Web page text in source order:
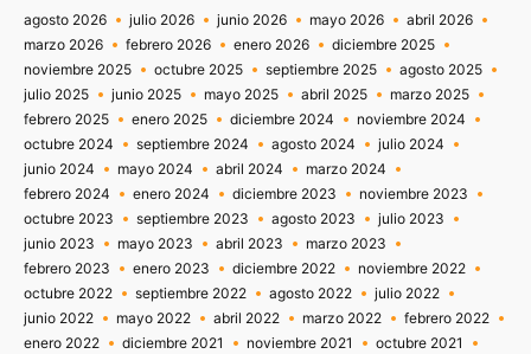
agosto 2026 julio 2026 junio 2026 mayo 2026
abril 2026
marzo 2026
febrero 2026 enero 2026
diciembre 2025
noviembre 2025
octubre 2025 septiembre 2025
agosto 2025
julio 2025
junio 2025 mayo 2025 abril 2025
marzo 2025
febrero 2025
enero 2025 diciembre 2024
noviembre 2024
octubre 2024
septiembre 2024 agosto 2024
julio 2024
junio 2024
mayo 2024 abril 2024
marzo 2024
febrero 2024
enero 2024 diciembre 2023
noviembre 2023
octubre 2023
septiembre 2023 agosto 2023
julio 2023
junio 2023
mayo 2023 abril 2023
marzo 2023
febrero 2023
enero 2023 diciembre 2022
noviembre 2022
octubre 2022
septiembre 2022 agosto 2022
julio 2022
junio 2022
mayo 2022 abril 2022 marzo 2022
febrero 2022
enero 2022
diciembre 2021 noviembre 2021
octubre 2021